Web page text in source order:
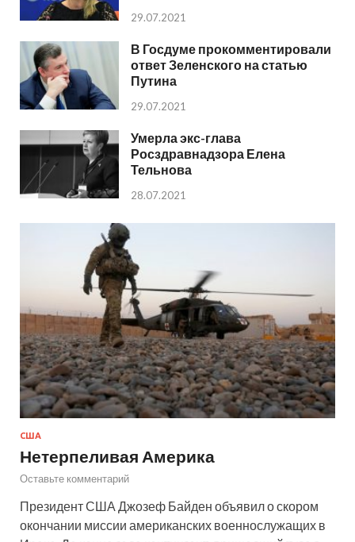
29.07.2021
В Госдуме прокомментировали
ответ Зеленского на статью
Путина
29.07.2021
Умерла экс-глава
Росздравнадзора Елена
Тельнова
28.07.2021
США
Нетерпеливая Америка
Оставьте комментарий
Президент США Джозеф Байден объявил о скором
окончании миссии американских военнослужащих в